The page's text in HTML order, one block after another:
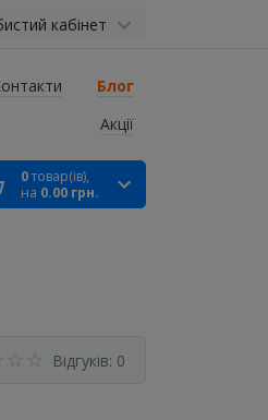
кабінет
Блог
Акції
0товар(ів),
на 0.00 грн.
Відгуків: 0